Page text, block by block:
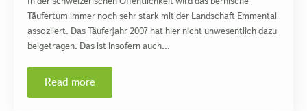
Täufertum immer noch sehr stark mit der Landschaft Emmental
assoziiert. Das Täuferjahr 2007 hat hier nicht unwesentlich dazu
beigetragen. Das ist insofern auch…
Read more